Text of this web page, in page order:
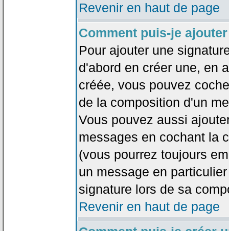
Revenir en haut de page
Comment puis-je
Pour ajouter une
d'abord en créer une, en
créée, vous pouvez
de la composition d'un
Vous pouvez aussi
messages en cochant la
(vous pourrez toujours
un message en
signature lors de sa
Revenir en haut de page